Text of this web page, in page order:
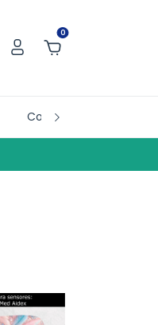
0
Collab´s